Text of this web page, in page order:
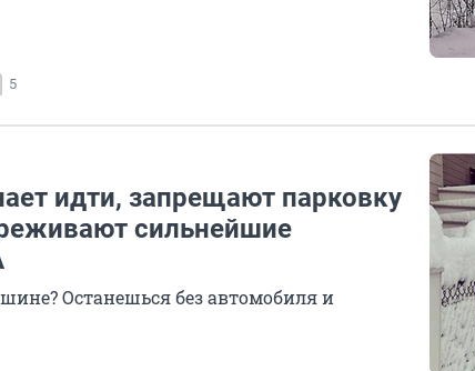
5
идти, запрещают парковку
сильнейшие
Останешься без автомобиля и